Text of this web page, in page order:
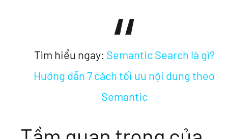
Tìm hiểu ngay: Semantic Search là gì?
Hướng dẫn 7 cách tối ưu nội dung theo
Semantic